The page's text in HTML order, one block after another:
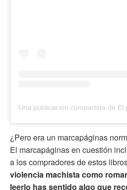
¿Pero era un marcapáginas
El marcapáginas en cuestión
a los compradores de estos
violencia machista como
leerlo has sentido algo que